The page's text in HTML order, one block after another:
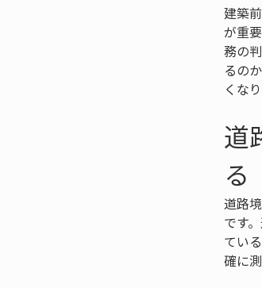
建築
が重
務の
るの
くな
道
る
道路
です
てい
確に